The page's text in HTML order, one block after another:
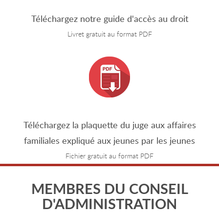
Téléchargez notre guide d'accès au droit
Livret gratuit au format PDF
Téléchargez la plaquette du juge aux affaires
familiales expliqué aux jeunes par les jeunes
Fichier gratuit au format PDF
MEMBRES DU CONSEIL
D'ADMINISTRATION